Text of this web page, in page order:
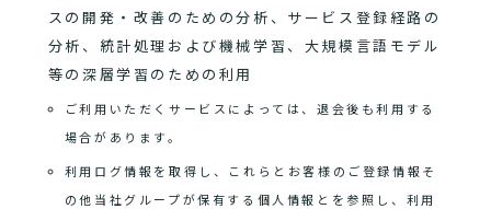
スの開発・改善のための分析、サービス登録経路の
分析、統計処理および機械学習、大規模言語モデル
等の深層学習のための利用
ご利用いただくサービスによっては、退会後も利用する
場合があります。
利用ログ情報を取得し、これらとお客様のご登録情報そ
の他当社グループが保有する個人情報とを参照し、利用